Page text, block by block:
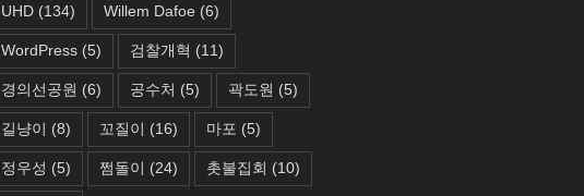
UHD(134) Willem Dafoe (6)
WordPress(5) 검찰개혁 (11)
경의선공원 (6) 공수처 (5) 곽도원 (5)
길냥이 (8) 꼬질이 (16) 마포 (5)
정우성 (5) 쩜돌이 (24) 촛불집회 (10)